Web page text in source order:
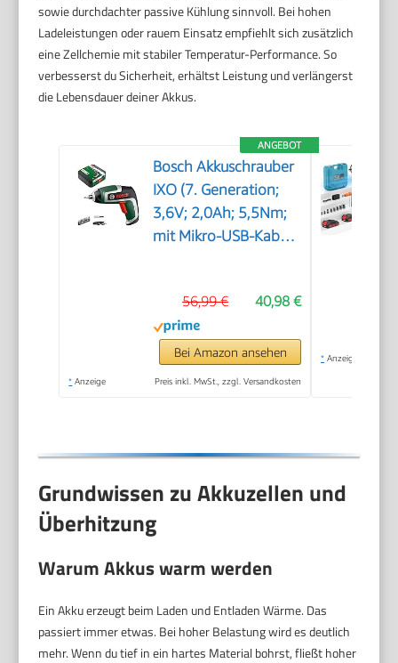
sowie durchdachter passive Kühlung sinnvoll. Bei hohen
Ladeleistungen oder rauem Einsatz empfiehlt sich zusätzlich
eine Zellchemie mit stabiler Temperatur-Performance. So
verbesserst du Sicherheit, erhältst Leistung und verlängerst
die Lebensdauer deiner Akkus.
ANGEBOT
Bosch Akkuschrauber
IXO (7. Generation;
3,6V; 2,0Ah; 5,5Nm;
mit Mikro-USB-Kabel;
schraubt bis zu 190
Schrauben; in
Aufbewahrungsbox)
40,98 €
56,99 €
Bei Amazon ansehen
* Anzeige Preis inkl. MwSt., zzgl. Versandkosten
* Anzeige
Grundwissen zu Akkuzellen und
Überhitzung
Warum Akkus warm werden
Ein Akku erzeugt beim Laden und Entladen Wärme. Das
passiert immer etwas. Bei hoher Belastung wird es deutlich
mehr. Wenn du tief in ein hartes Material bohrst, fließt hoher